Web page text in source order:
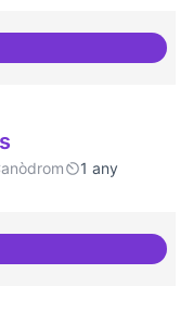
a projectes digitals i
1 any
democràtiques